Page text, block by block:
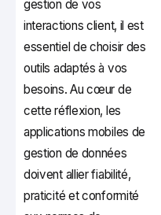
gestion de vos
interactions client, il est
essentiel de choisir des
outils adaptés à vos
besoins. Au cœur de
cette réflexion, les
applications mobiles de
gestion de données
doivent allier fiabilité,
praticité et conformité